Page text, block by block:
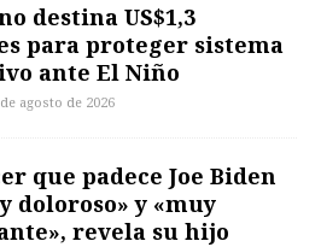
destina US$1,3
para proteger sistema
ante El Niño
agosto de 2026
que padece Joe Biden
doloroso» y «muy
revela su hijo